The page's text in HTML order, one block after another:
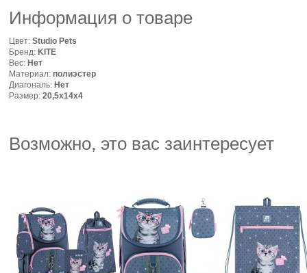
Информация о товаре
Цвет: Studio Pets
Бренд: KITE
Вес: Нет
Материал: полиэстер
Диагональ: Нет
Размер: 20,5х14х4
Возможно, это вас заинтересует